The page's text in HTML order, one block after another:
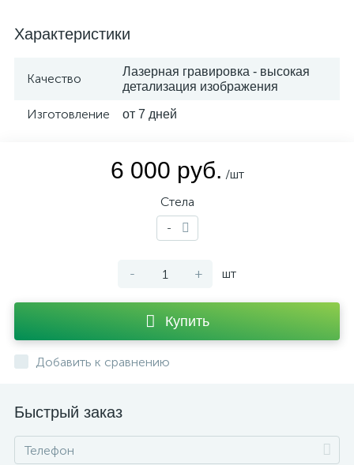
Характеристики
Качество
Лазерная гравировка - высокая
детализация изображения
Изготовление от 7 дней
6 000 руб. /шт
Стела
-
- + шт
Купить
Добавить к сравнению
Быстрый заказ